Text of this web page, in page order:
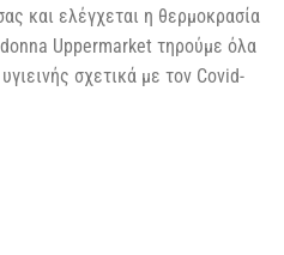
και ελέγχεται η θερμοκρασία
Uppermarket τηρούμε όλα
σχετικά με τον Covid-